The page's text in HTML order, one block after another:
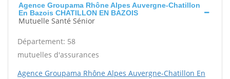
Agence Groupama Rhône Alpes Auvergne-Chatillon
En Bazois CHATILLON EN BAZOIS
Mutuelle Santé Sénior
Département: 58
mutuelles d'assurances
Agence Groupama Rhône Alpes Auvergne-Chatillon En